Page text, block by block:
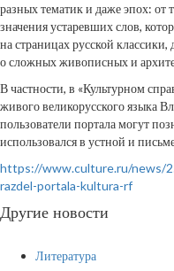
разных тематик и даже эпох:
значения устаревших слов,
на страницах русской
о сложных живописных и
В частности, в «Культурном
живого великорусского языка
пользователи портала могут
использовался в устной и
https://www.culture.ru/news/
razdel-portala-kultura-rf
Другие новости
Литература